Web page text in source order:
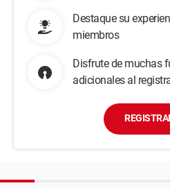
Destaque su
miembros
Disfrute de muchas
adicionales al